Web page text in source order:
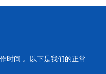
时间 。以下是我们的正常